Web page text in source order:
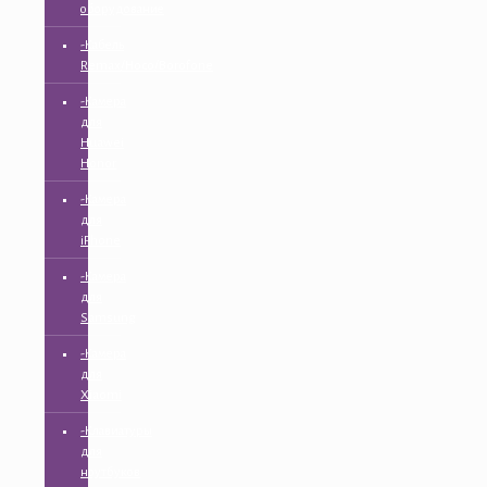
оборудование
-Кабель
Remax/Hoco/Borofone
-Камера
для
Huawei
Honor
-Камера
для
iPhone
-Камера
для
Samsung
-Камера
для
Xiaomi
-Клавиатуры
для
ноутбуков